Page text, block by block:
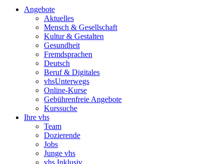
Angebote
Aktuelles
Mensch & Gesellschaft
Kultur & Gestalten
Gesundheit
Fremdsprachen
Deutsch
Beruf & Digitales
vhsUnterwegs
Online-Kurse
Gebührenfreie Angebote
Kurssuche
Ihre vhs
Team
Dozierende
Jobs
Junge vhs
vhs Inklusiv